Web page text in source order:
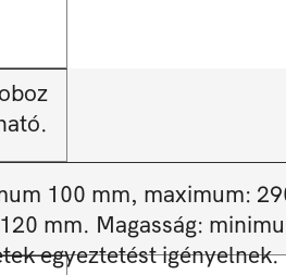
100 mm, maximum:
mm. Magasság:
egyeztetést igényelnek.